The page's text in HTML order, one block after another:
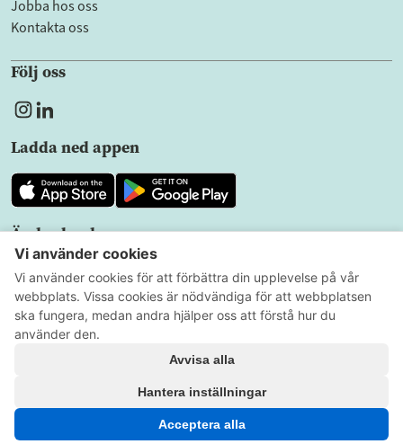
Jobba hos oss
Kontakta oss
Följ oss
Ladda ned appen
Ändra land
SV
Användarvillkor
Alla rättigheter förbehållna Copyright © 2026